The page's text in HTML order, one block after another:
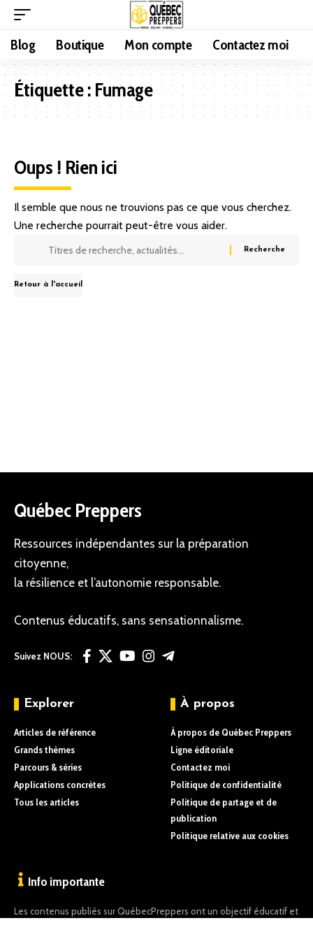
Blog Boutique Mon compte Contactez moi
Étiquette : Fumage
Oups ! Rien ici
Il semble que nous ne trouvions pas ce que vous cherchez.
Une recherche pourrait peut-être vous aider.
Retour à l'accueil
Québec Preppers
Ressources indépendantes sur la préparation
citoyenne,
la résilience et l’autonomie responsable.
Contenus éducatifs, sans sensationnalisme.
Suivez NOUS:
Explorer
Articles de référence
Grands thèmes
Parcours & séries
Applications concrètes
Tous les articles
À propos
À propos de Québec Preppers
Ligne éditoriale
Contactez moi
Politique de confidentialité
Politique de partage et de
publication
Politique relative aux cookies
Info importante
Les contenus publiés sur QuébecPreppers ont un objectif éducatif et